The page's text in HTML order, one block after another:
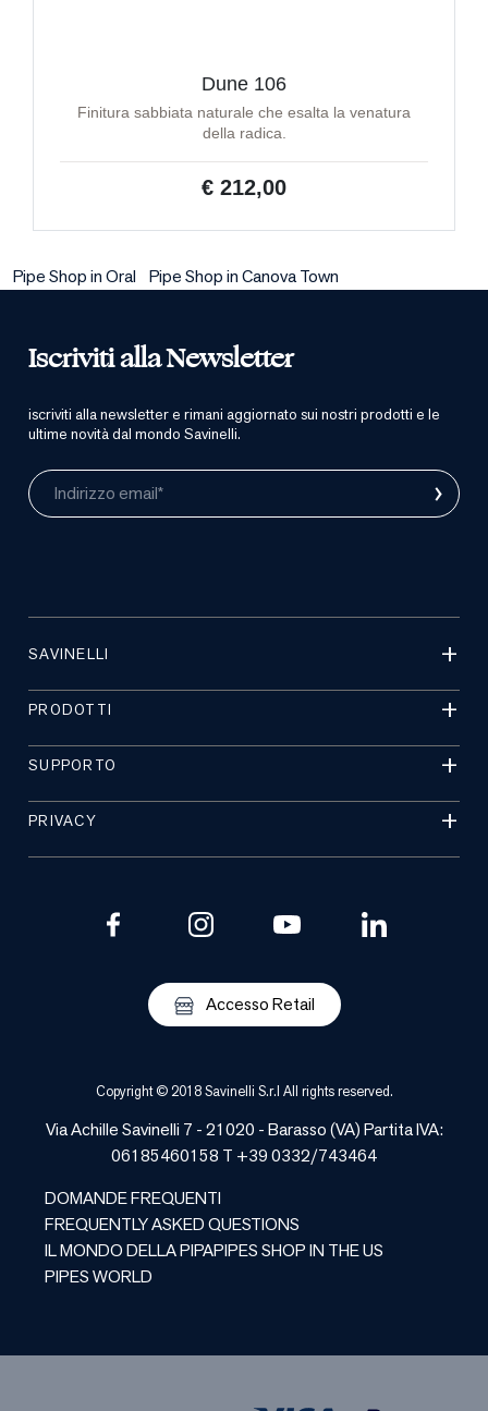
Dune 106
Finitura sabbiata naturale che esalta la venatura
della radica.
€ 212,00
Pipe Shop in Oral Pipe Shop in Canova Town
Iscriviti alla Newsletter
iscriviti alla newsletter e rimani aggiornato sui nostri prodotti e le
ultime novità dal mondo Savinelli.
Indirizzo email* ›
SAVINELLI
PRODOTTI
SUPPORTO
PRIVACY
Accesso Retail
Copyright © 2018 Savinelli S.r.l All rights reserved.
Via Achille Savinelli 7 - 21020 -Barasso(VA) Partita IVA:
06185460158 T +39 0332/743464
DOMANDE FREQUENTI
FREQUENTLY ASKED QUESTIONS
IL MONDO DELLA PIPAPIPES SHOP IN THE US
PIPES WORLD